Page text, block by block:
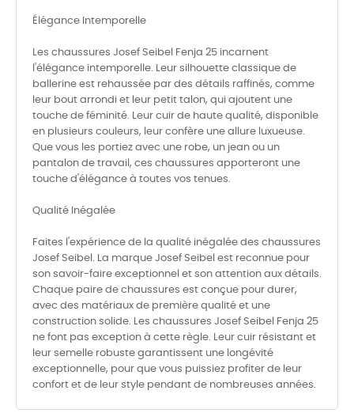
Élégance Intemporelle
Les chaussures Josef Seibel Fenja 25 incarnent
l'élégance intemporelle. Leur silhouette classique de
ballerine est rehaussée par des détails raffinés, comme
leur bout arrondi et leur petit talon, qui ajoutent une
touche de féminité. Leur cuir de haute qualité, disponible
en plusieurs couleurs, leur confère une allure luxueuse.
Que vous les portiez avec une robe, un jean ou un
pantalon de travail, ces chaussures apporteront une
touche d'élégance à toutes vos tenues.
Qualité Inégalée
Faites l'expérience de la qualité inégalée des chaussures
Josef Seibel. La marque Josef Seibel est reconnue pour
son savoir-faire exceptionnel et son attention aux détails.
Chaque paire de chaussures est conçue pour durer,
avec des matériaux de première qualité et une
construction solide. Les chaussures Josef Seibel Fenja 25
ne font pas exception à cette règle. Leur cuir résistant et
leur semelle robuste garantissent une longévité
exceptionnelle, pour que vous puissiez profiter de leur
confort et de leur style pendant de nombreuses années.